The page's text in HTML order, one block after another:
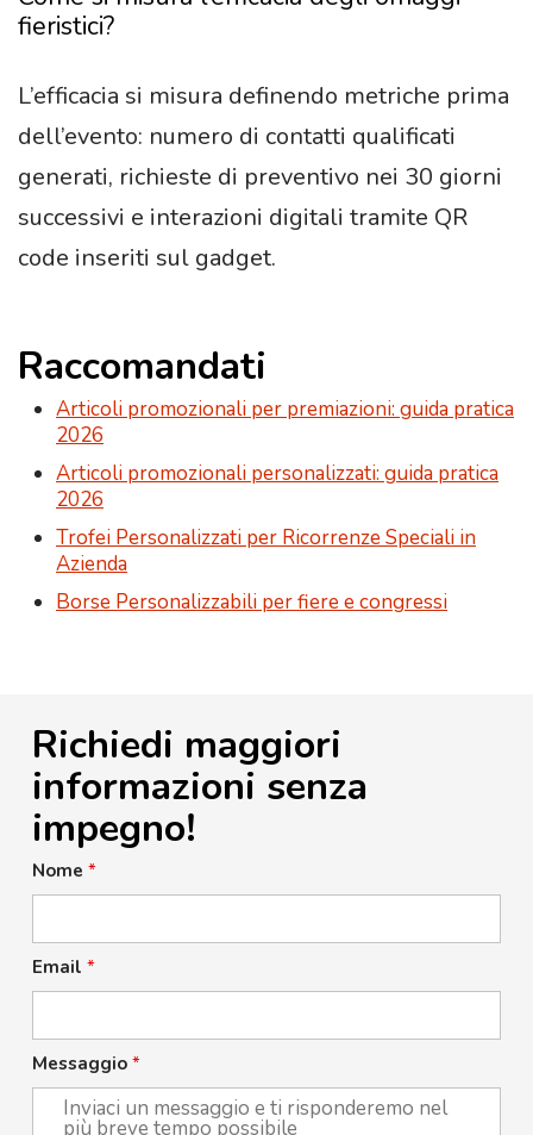
fieristici?
L’efficacia si misura definendo metriche prima
dell’evento: numero di contatti qualificati
generati, richieste di preventivo nei 30 giorni
successivi e interazioni digitali tramite QR
code inseriti sul gadget.
Raccomandati
Articoli promozionali per premiazioni: guida pratica
2026
Articoli promozionali personalizzati: guida pratica
2026
Trofei Personalizzati per Ricorrenze Speciali in
Azienda
Borse Personalizzabili per fiere e congressi
Richiedi maggiori
informazioni senza
impegno!
Nome *
Email *
Messaggio *